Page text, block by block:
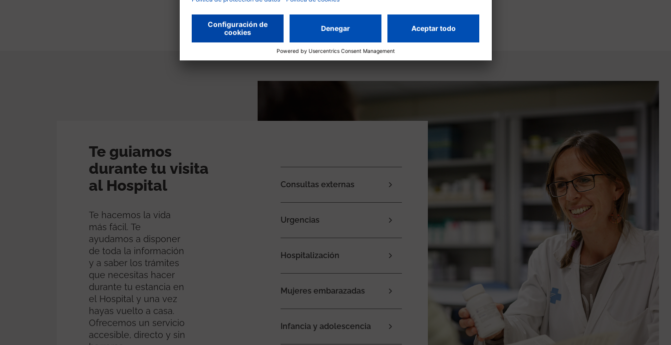
Te guiamos
durante tu visita
al Hospital
Te hacemos la vida
más fácil. Te
ayudamos a disponer
de toda la información
y a saber los trámites
que necesitas hacer
durante tu estancia en
el Hospital y una vez
hayas vuelto a casa.
Ofrecemos un servicio
accesible, directo y sin
Consultas externas
Urgencias
Hospitalización
Mujeres embarazadas
Infancia y adolescencia